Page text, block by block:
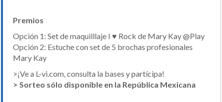
Premios
Opción 1: Set de maquilllaje I ♥ Rock de Mary Kay @Play
Opción 2: Estuche con set de 5 brochas profesionales
Mary Kay
>¡Ve a L-vi.com, consulta la bases y partícipa!
> Sorteo sólo disponible en la República Mexicana